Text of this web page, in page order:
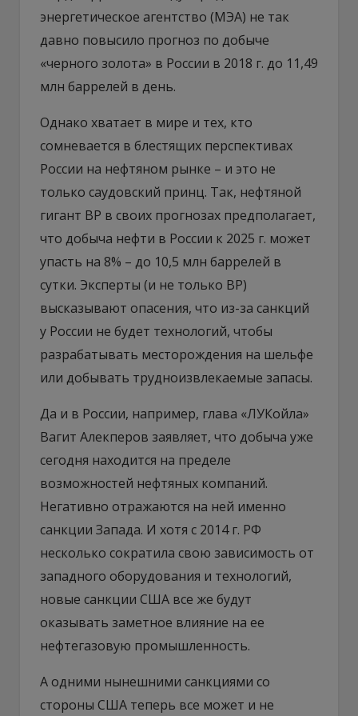
энергетическое агентство (МЭА) не так
давно повысило прогноз по добыче
«черного золота» в России в 2018 г. до 11,49
млн баррелей в день.
Однако хватает в мире и тех, кто
сомневается в блестящих перспективах
России на нефтяном рынке – и это не
только саудовский принц. Так, нефтяной
гигант ВР в своих прогнозах предполагает,
что добыча нефти в России к 2025 г. может
упасть на 8% – до 10,5 млн баррелей в
сутки. Эксперты (и не только ВР)
высказывают опасения, что из-за санкций
у России не будет технологий, чтобы
разрабатывать месторождения на шельфе
или добывать трудноизвлекаемые запасы.
Да и в России, например, глава «ЛУКойла»
Вагит Алекперов заявляет, что добыча уже
сегодня находится на пределе
возможностей нефтяных компаний.
Негативно отражаются на ней именно
санкции Запада. И хотя с 2014 г. РФ
несколько сократила свою зависимость от
западного оборудования и технологий,
новые санкции США все же будут
оказывать заметное влияние на ее
нефтегазовую промышленность.
А одними нынешними санкциями со
стороны США теперь все может и не